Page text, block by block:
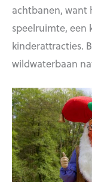
achtbanen, want
speelruimte, een
kinderattracties.
wildwaterbaan